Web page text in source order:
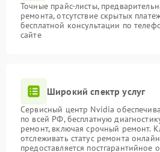
Точные прайс-листы,
ремонта, отсутствие скрытых
бесплатной консультации по
сайте
Широкий спектр услуг
Сервисный центр Nvidia
по всей РФ, бесплатную
ремонт, включая срочный ремонт.
отслеживать статус ремонта
предоставляется постгарантийное